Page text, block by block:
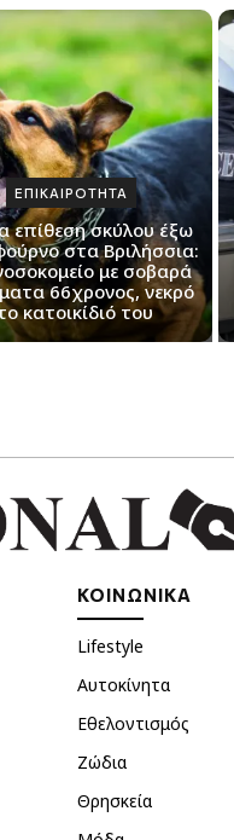
ΕΠΙΚΑΙΡΟΤΗΤΑ
επίθεση σκύλου έξω
στα Βριλήσσια:
με σοβαρά
66χρονος, νεκρό
κατοικίδιό του
ΚΟΙΝΩΝΙΚΑ
Lifestyle
Αυτοκίνητα
Εθελοντισμός
Ζώδια
Θρησκεία